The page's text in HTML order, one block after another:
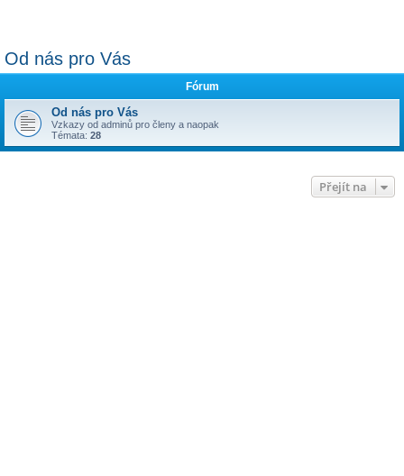
Od nás pro Vás
Fórum
Od nás pro Vás
Vzkazy od adminů pro členy a naopak
Témata: 28
Přejít na